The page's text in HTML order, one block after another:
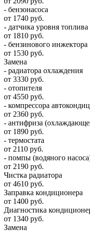
- бензонасоса
от 1740 руб.
- датчика уровня топлива
от 1810 руб.
- бензинового инжектора
от 1530 руб.
Замена
- радиатора охлаждения
от 3330 руб.
- отопителя
от 4550 руб.
- компрессора
от 2360 руб.
- антифриза
от 1890 руб.
- термостата
от 2110 руб.
- помпы (водяного
от 2190 руб.
Чистка радиатора
от 4610 руб.
Заправка кондиционера
от 1400 руб.
Диагностика
от 1340 руб.
Замена